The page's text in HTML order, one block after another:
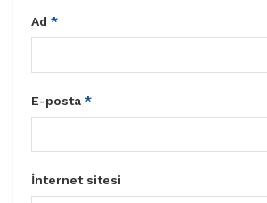
Ad *
E-posta *
İnternet sitesi